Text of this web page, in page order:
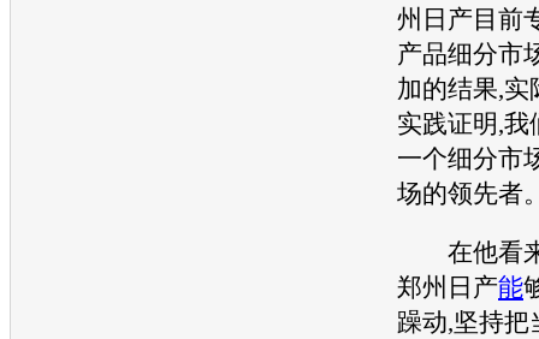
州日产目前
产品细分市
加的结果,实
实践证明,我
一个细分市
场的领先者
在他看来
郑州日产能
躁动,坚持把